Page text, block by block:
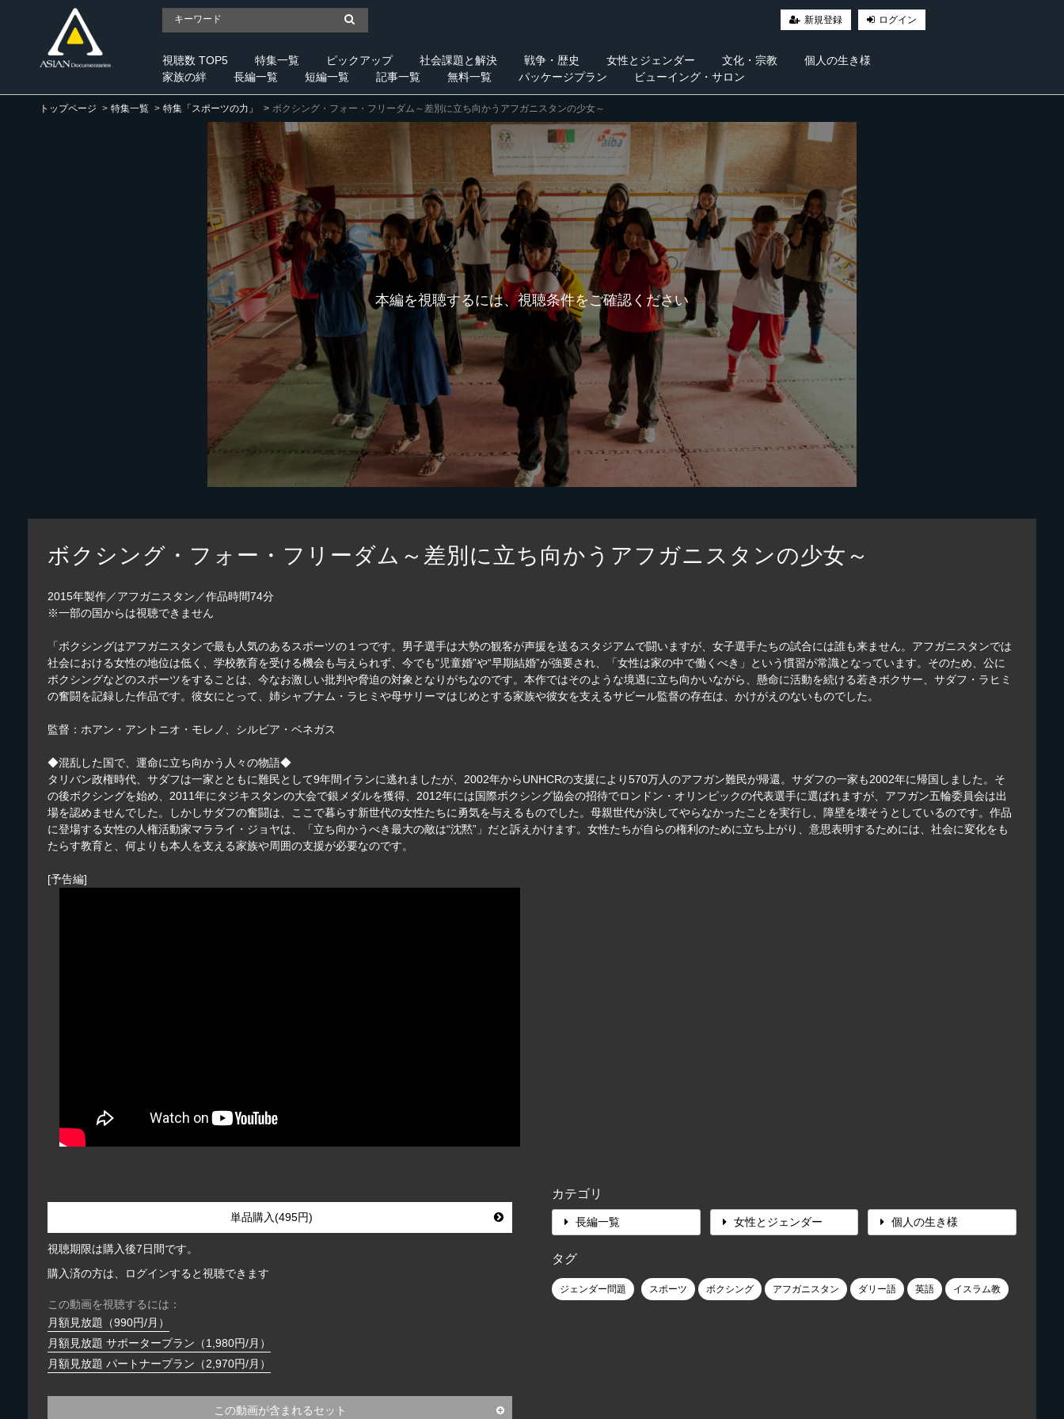
新規登録 ログイン
視聴数 TOP5 特集一覧 ピックアップ 社会課題と解決 戦争・歴史 女性とジェンダー 文化・宗教
個人の生き様
家族の絆
長編一覧 短編一覧 記事一覧 無料一覧 パッケージプラン ビューイング・サロン
トップページ 特集一覧 特集「スポーツの力」 ボクシング・フォー・フリーダム～差別に立ち向かうアフガニスタンの少女～
本編を視聴するには、視聴条件をご確認ください
ボクシング・フォー・フリーダム～差別に立ち向かうアフガニスタンの少女～
2015年製作／アフガニスタン／作品時間74分
※一部の国からは視聴できません
「ボクシングはアフガニスタンで最も人気のあるスポーツの１つです。男子選手は大勢の観客が声援を送るスタジアムで闘いますが、女子選手たちの試合には誰も来ません。アフガニスタンでは
社会における女性の地位は低く、学校教育を受ける機会も与えられず、今でも“児童婚”や“早期結婚”が強要され、「女性は家の中で働くべき」という慣習が常識となっています。そのため、公に
ボクシングなどのスポーツをすることは、今なお激しい批判や脅迫の対象となりがちなのです。本作ではそのような境遇に立ち向かいながら、懸命に活動を続ける若きボクサー、サダフ・ラヒミ
の奮闘を記録した作品です。彼女にとって、姉シャブナム・ラヒミや母サリーマはじめとする家族や彼女を支えるサビール監督の存在は、かけがえのないものでした。
監督：ホアン・アントニオ・モレノ、シルビア・ベネガス
◆混乱した国で、運命に立ち向かう人々の物語◆
タリバン政権時代、サダフは一家とともに難民として9年間イランに逃れましたが、2002年からUNHCRの支援により570万人のアフガン難民が帰還。サダフの一家も2002年に帰国しました。そ
の後ボクシングを始め、2011年にタジキスタンの大会で銀メダルを獲得、2012年には国際ボクシング協会の招待でロンドン・オリンピックの代表選手に選ばれますが、アフガン五輪委員会は出
場を認めませんでした。しかしサダフの奮闘は、ここで暮らす新世代の女性たちに勇気を与えるものでした。母親世代が決してやらなかったことを実行し、障壁を壊そうとしているのです。作品
に登場する女性の人権活動家マラライ・ジョヤは、「立ち向かうべき最大の敵は“沈黙”」だと訴えかけます。女性たちが自らの権利のために立ち上がり、意思表明するためには、社会に変化をも
たらす教育と、何よりも本人を支える家族や周囲の支援が必要なのです。
[予告編]
単品購入(495円)
視聴期限は購入後7日間です。
購入済の方は、ログインすると視聴できます
この動画を視聴するには：
月額見放題（990円/月）
月額見放題 サポータープラン（1,980円/月）
月額見放題 パートナープラン（2,970円/月）
この動画が含まれるセット
カテゴリ
長編一覧 女性とジェンダー 個人の生き様
タグ
ジェンダー問題 スポーツ ボクシング アフガニスタン ダリー語 英語 イスラム教